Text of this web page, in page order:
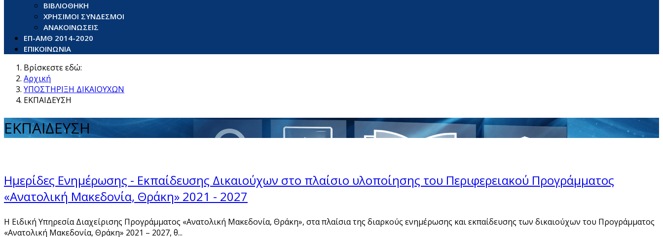
ΒΙΒΛΙΟΘΗΚΗ
ΧΡΗΣΙΜΟΙ ΣΥΝΔΕΣΜΟΙ
ΑΝΑΚΟΙΝΩΣΕΙΣ
ΕΠ-ΑΜΘ 2014-2020
ΕΠΙΚΟΙΝΩΝΙΑ
Βρίσκεστε εδώ:
Αρχική
ΥΠΟΣΤΗΡΙΞΗ ΔΙΚΑΙΟΥΧΩΝ
ΕΚΠΑΙΔΕΥΣΗ
ΕΚΠΑΙΔΕΥΣΗ
Ημερίδες Ενημέρωσης - Εκπαίδευσης Δικαιούχων στο πλαίσιο υλοποίησης του Περιφερειακού Προγράμματος
«Ανατολική Μακεδονία, Θράκη» 2021 - 2027
Η Ειδική Υπηρεσία Διαχείρισης Προγράμματος «Ανατολική Μακεδονία, Θράκη», στα πλαίσια της διαρκούς ενημέρωσης και εκπαίδευσης των δικαιούχων του Προγράμματος
«Ανατολική Μακεδονία, Θράκη» 2021 – 2027, θ...